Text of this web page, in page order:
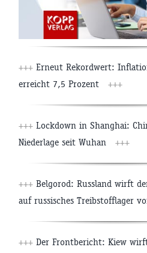
+++ Erneut Rekordwert:
erreicht 7,5 Prozent
+++
+++ Lockdown in Shanghai:
Niederlage seit Wuhan
+++
+++ Belgorod: Russland wirft
auf russisches Treibstofflager
+++ Der Frontbericht: Kiew